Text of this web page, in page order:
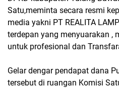
Satu,meminta secara resmi
media yakni PT REALITA
terdepan yang menyuarakan ,
untuk profesional dan
Gelar dengar pendapat dana
tersebut di ruangan Komisi